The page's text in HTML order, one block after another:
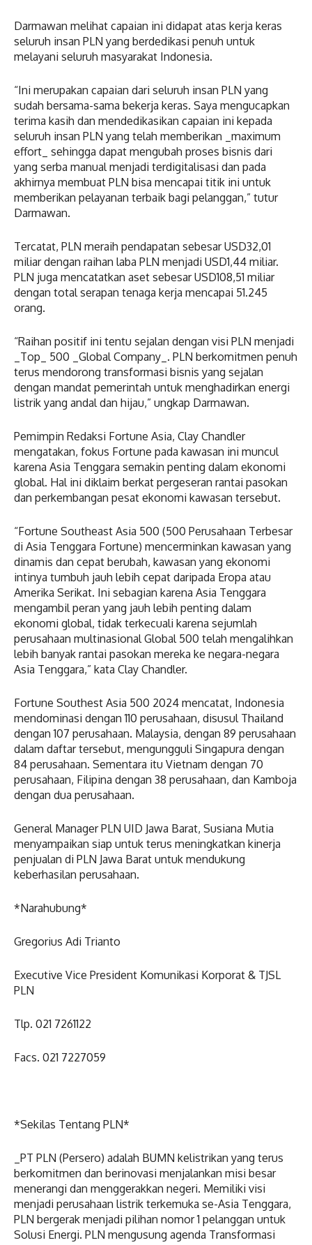
Darmawan melihat capaian ini didapat atas kerja keras
seluruh insan PLN yang berdedikasi penuh untuk
melayani seluruh masyarakat Indonesia.
“Ini merupakan capaian dari seluruh insan PLN yang
sudah bersama-sama bekerja keras. Saya mengucapkan
terima kasih dan mendedikasikan capaian ini kepada
seluruh insan PLN yang telah memberikan _maximum
effort_ sehingga dapat mengubah proses bisnis dari
yang serba manual menjadi terdigitalisasi dan pada
akhirnya membuat PLN bisa mencapai titik ini untuk
memberikan pelayanan terbaik bagi pelanggan,” tutur
Darmawan.
Tercatat, PLN meraih pendapatan sebesar USD32,01
miliar dengan raihan laba PLN menjadi USD1,44 miliar.
PLN juga mencatatkan aset sebesar USD108,51 miliar
dengan total serapan tenaga kerja mencapai 51.245
orang.
“Raihan positif ini tentu sejalan dengan visi PLN menjadi
_Top_ 500 _Global Company_. PLN berkomitmen penuh
terus mendorong transformasi bisnis yang sejalan
dengan mandat pemerintah untuk menghadirkan energi
listrik yang andal dan hijau,” ungkap Darmawan.
Pemimpin Redaksi Fortune Asia, Clay Chandler
mengatakan, fokus Fortune pada kawasan ini muncul
karena Asia Tenggara semakin penting dalam ekonomi
global. Hal ini diklaim berkat pergeseran rantai pasokan
dan perkembangan pesat ekonomi kawasan tersebut.
“Fortune Southeast Asia 500 (500 Perusahaan Terbesar
di Asia Tenggara Fortune) mencerminkan kawasan yang
dinamis dan cepat berubah, kawasan yang ekonomi
intinya tumbuh jauh lebih cepat daripada Eropa atau
Amerika Serikat. Ini sebagian karena Asia Tenggara
mengambil peran yang jauh lebih penting dalam
ekonomi global, tidak terkecuali karena sejumlah
perusahaan multinasional Global 500 telah mengalihkan
lebih banyak rantai pasokan mereka ke negara-negara
Asia Tenggara,” kata Clay Chandler.
Fortune Southest Asia 500 2024 mencatat, Indonesia
mendominasi dengan 110 perusahaan, disusul Thailand
dengan 107 perusahaan. Malaysia, dengan 89 perusahaan
dalam daftar tersebut, mengungguli Singapura dengan
84 perusahaan. Sementara itu Vietnam dengan 70
perusahaan, Filipina dengan 38 perusahaan, dan Kamboja
dengan dua perusahaan.
General Manager PLN UID Jawa Barat, Susiana Mutia
menyampaikan siap untuk terus meningkatkan kinerja
penjualan di PLN Jawa Barat untuk mendukung
keberhasilan perusahaan.
*Narahubung*
Gregorius Adi Trianto
Executive Vice President Komunikasi Korporat & TJSL
PLN
Tlp. 021 7261122
Facs. 021 7227059
*Sekilas Tentang PLN*
_PT PLN (Persero) adalah BUMN kelistrikan yang terus
berkomitmen dan berinovasi menjalankan misi besar
menerangi dan menggerakkan negeri. Memiliki visi
menjadi perusahaan listrik terkemuka se-Asia Tenggara,
PLN bergerak menjadi pilihan nomor 1 pelanggan untuk
Solusi Energi. PLN mengusung agenda Transformasi